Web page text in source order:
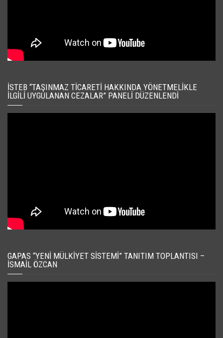
İSTEB “TAŞINMAZ TICARETI HAKKINDA YÖNETMELIKLE
İLGILI UYGULANAN CEZALAR” PANELI DÜZENLENDI
GAPAS “YENI MÜLKIYET SISTEMI” TANITIM TOPLANTISI –
İSMAIL ÖZCAN